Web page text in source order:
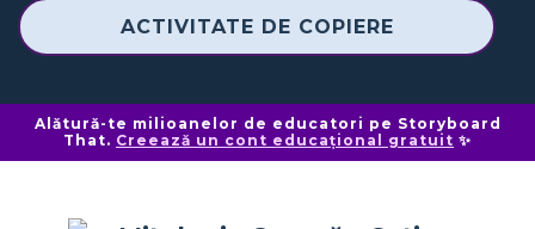
ACTIVITATE DE COPIERE
Alătură-te milioanelor de educatori pe Storyboard
That. Creează un cont educațional gratuit ✨